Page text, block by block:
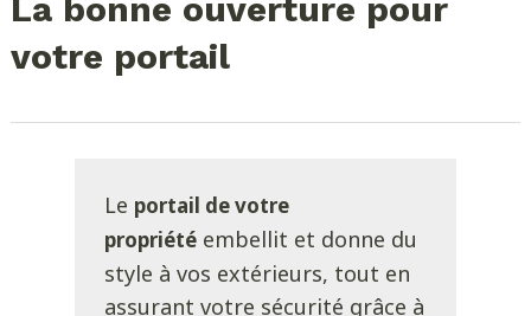
La bonne ouverture pour
votre portail
Le portail de votre
propriétéembellit et donne du
style à vos extérieurs, tout en
assurant votre sécurité grâce à